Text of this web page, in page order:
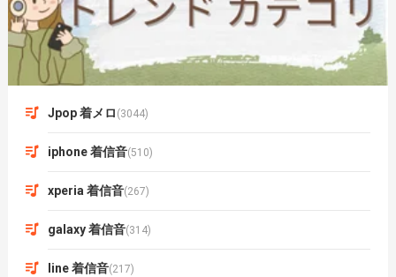
Jpop 着メロ (3044)
iphone 着信音(510)
xperia 着信音(267)
galaxy 着信音(314)
line 着信音(217)